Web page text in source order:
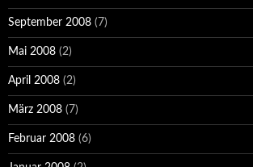
September 2008 (7)
Mai 2008 (2)
April 2008 (2)
März 2008 (7)
Februar 2008 (6)